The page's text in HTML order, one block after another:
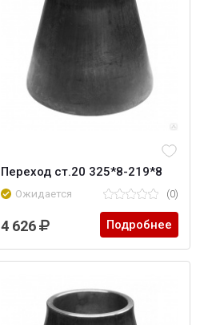
Переход ст.20 325*8-219*8
Ожидается (0)
4 626 Подробнее